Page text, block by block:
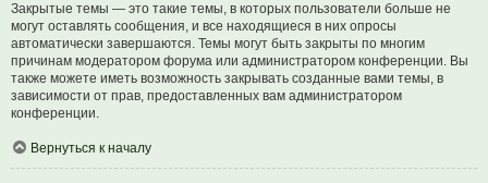
Закрытые темы — это такие темы, в которых пользователи больше не
могут оставлять сообщения, и все находящиеся в них опросы
автоматически завершаются. Темы могут быть закрыты по многим
причинам модератором форума или администратором конференции. Вы
также можете иметь возможность закрывать созданные вами темы, в
зависимости от прав, предоставленных вам администратором
конференции.
Вернуться к началу